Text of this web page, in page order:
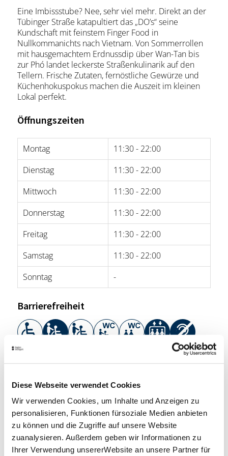
Diese Webseite verwendet Cookies
Wir verwenden Cookies, um Inhalte und Anzeigen zu
personalisieren, Funktionen fürsoziale Medien anbieten
zu können und die Zugriffe auf unsere Website
zuanalysieren. Außerdem geben wir Informationen zu
Ihrer Verwendung unsererWebsite an unsere Partner für
Eine Imbissstube? Nee, sehr viel mehr. Direkt an der
Tübinger Straße katapultiert das „DO’s“ seine
Kundschaft mit feinstem Finger Food in
Nullkommanichts nach Vietnam. Von Sommerrollen
mit hausgemachtem Erdnussdip über Wan-Tan bis
zur Phó landet leckerste Straßenkulinarik auf den
Tellern. Frische Zutaten, fernöstliche Gewürze und
Küchenhokuspokus machen die Auszeit im kleinen
Lokal perfekt.
Öffnungszeiten
Montag
11:30 - 22:00
Dienstag
11:30 - 22:00
Mittwoch
11:30 - 22:00
Donnerstag
11:30 - 22:00
Freitag
11:30 - 22:00
Samstag
11:30 - 22:00
Sonntag
-
Barrierefreiheit
Rollstuhl steht zur Verfügung, Induktive Höranlage,
Blindenführhund erlaubt, Ortsangabe Höranlage:
(transportable induktive Höranlage)
Weitere Informationen